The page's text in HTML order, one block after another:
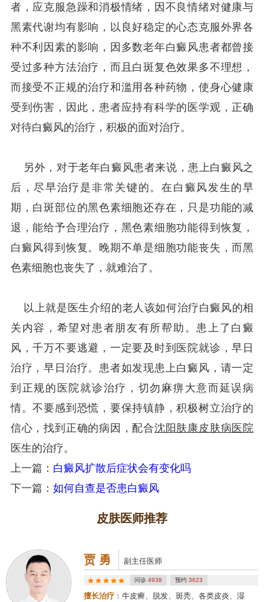
者，应克服急躁和消极情绪，因不良情绪对健康与
黑素代谢均有影响，以良好稳定的心态克服外界各
种不利因素的影响，因多数老年白癜风患者都曾接
受过多种方法治疗，而且白斑复色效果多不理想，
而接受不正规的治疗和滥用各种药物，使身心健康
受到伤害，因此，患者应持有科学的医学观，正确
对待白癜风的治疗，积极的面对治疗。
另外，对于老年白癜风患者来说，患上白癜风之
后，尽早治疗是非常关键的。在白癜风发生的早
期，白斑部位的黑色素细胞还存在，只是功能的减
退，能给予合理治疗，黑色素细胞功能得到恢复，
白癜风得到恢复。晚期不单是细胞功能丧失，而黑
色素细胞也丧失了，就难治了。
以上就是医生介绍的老人该如何治疗白癜风的相
关内容，希望对患者朋友有所帮助。患上了白癜
风，千万不要逃避，一定要及时到医院就诊，早日
治疗，早日治疗。患者如发现患上白癜风，请一定
到正规的医院就诊治疗，切勿麻痹大意而延误病
情。不要感到恐慌，要保持镇静，积极树立治疗的
信心，找到正确的病因，配合沈阳肤康皮肤病医院
医生的治疗。
上一篇： 白癜风扩散后症状会有变化吗
下一篇： 如何自查是否患白癜风
皮肤医师推荐
贾 勇 副主任医师
问诊4938 预约 3623
擅长治疗 ：牛皮癣、脱发、斑秃、各类皮炎、湿